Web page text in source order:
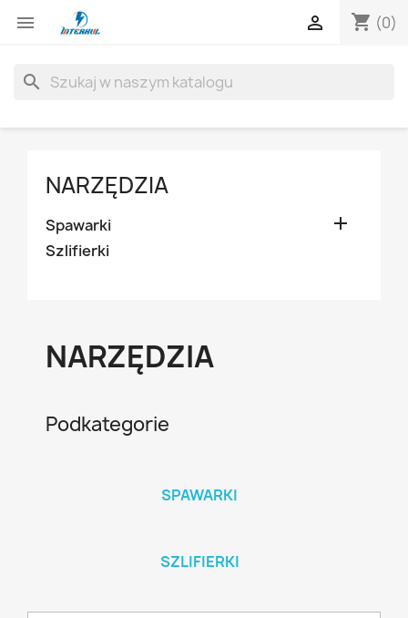
 shopping_cart (0)

search
NARZĘDZIA
Spawarki 
Szlifierki
NARZĘDZIA
Podkategorie
SPAWARKI
SZLIFIERKI